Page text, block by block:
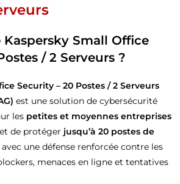
Kaspersky Small Office
/ 2 Serveurs ?
Security – 20 Postes / 2 Serveurs
est une solution de cybersécurité
les petites et moyennes entreprises
de protéger jusqu’à 20 postes de
avec une défense renforcée contre les
menaces en ligne et tentatives